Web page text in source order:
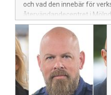
och vad den innebär för
återvändandecentret i